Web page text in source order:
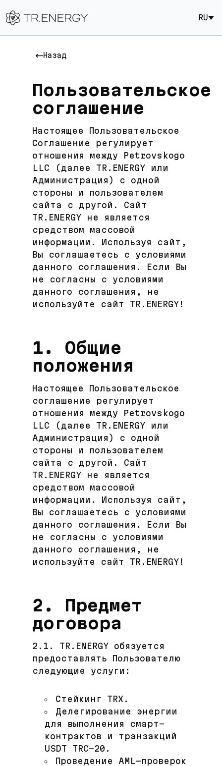
RU
Назад
Пользовательское
соглашение
Настоящее Пользовательское
Соглашение регулирует
отношения между Petrovskogo
LLC (далее TR.ENERGY или
Администрация) с одной
стороны и пользователем
сайта с другой. Сайт
TR.ENERGY не является
средством массовой
информации. Используя сайт,
Вы соглашаетесь с условиями
данного соглашения. Если Вы
не согласны с условиями
данного соглашения, не
используйте сайт TR.ENERGY!
1. Общие
положения
Настоящее Пользовательское
cоглашение регулирует
отношения между Petrovskogo
LLC (далее TR.ENERGY или
Администрация) с одной
стороны и пользователем
сайта с другой. Сайт
TR.ENERGY не является
средством массовой
информации. Используя сайт,
Вы соглашаетесь с условиями
данного соглашения. Если Вы
не согласны с условиями
данного соглашения, не
используйте сайт TR.ENERGY!
2. Предмет
договора
2.1. TR.ENERGY обязуется
предоставлять Пользователю
следующие услуги:
Стейкинг TRX.
Делегирование энергии
для выполнения смарт-
контрактов и транзакций
USDT TRC-20.
Проведение AML-проверок